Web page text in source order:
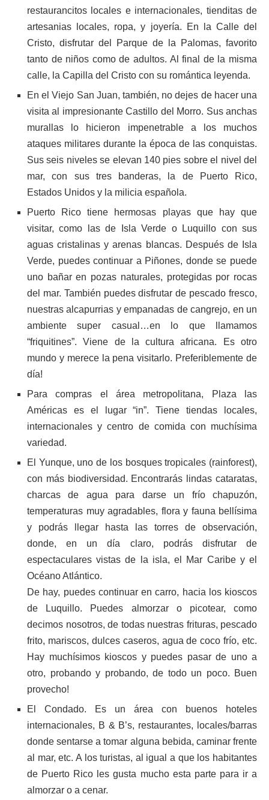
restaurancitos locales e internacionales, tienditas de
artesanias locales, ropa, y joyería. En la Calle del
Cristo, disfrutar del Parque de la Palomas, favorito
tanto de niños como de adultos. Al final de la misma
calle, la Capilla del Cristo con su romántica leyenda.
En el Viejo San Juan, también, no dejes de hacer una
visita al impresionante Castillo del Morro. Sus anchas
murallas lo hicieron impenetrable a los muchos
ataques militares durante la época de las conquistas.
Sus seis niveles se elevan 140 pies sobre el nivel del
mar, con sus tres banderas, la de Puerto Rico,
Estados Unidos y la milicia española.
Puerto Rico tiene hermosas playas que hay que
visitar, como las de Isla Verde o Luquillo con sus
aguas cristalinas y arenas blancas. Después de Isla
Verde, puedes continuar a Piñones, donde se puede
uno bañar en pozas naturales, protegidas por rocas
del mar. También puedes disfrutar de pescado fresco,
nuestras alcapurrias y empanadas de cangrejo, en un
ambiente super casual…en lo que llamamos
“friquitines”. Viene de la cultura africana. Es otro
mundo y merece la pena visitarlo. Preferiblemente de
día!
Para compras el área metropolitana, Plaza las
Américas es el lugar “in”. Tiene tiendas locales,
internacionales y centro de comida con muchísima
variedad.
El Yunque, uno de los bosques tropicales (rainforest),
con más biodiversidad. Encontrarás lindas cataratas,
charcas de agua para darse un frío chapuzón,
temperaturas muy agradables, flora y fauna bellísima
y podrás llegar hasta las torres de observación,
donde, en un día claro, podrás disfrutar de
espectaculares vistas de la isla, el Mar Caribe y el
Océano Atlántico.
De hay, puedes continuar en carro, hacia los kioscos
de Luquillo. Puedes almorzar o picotear, como
decimos nosotros, de todas nuestras frituras, pescado
frito, mariscos, dulces caseros, agua de coco frío, etc.
Hay muchísimos kioscos y puedes pasar de uno a
otro, probando y probando, de todo un poco. Buen
provecho!
El Condado. Es un área con buenos hoteles
internacionales, B & B’s, restaurantes, locales/barras
donde sentarse a tomar alguna bebida, caminar frente
al mar, etc. A los turistas, al igual a que los habitantes
de Puerto Rico les gusta mucho esta parte para ir a
almorzar o a cenar.